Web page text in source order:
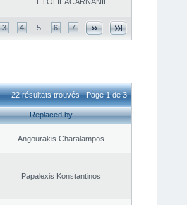
3 4 5 6 7
22 résultats trouvés | Page 1 de 3
Replaced by
Angourakis Charalampos
Papalexis Konstantinos